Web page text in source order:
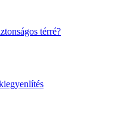
térré?